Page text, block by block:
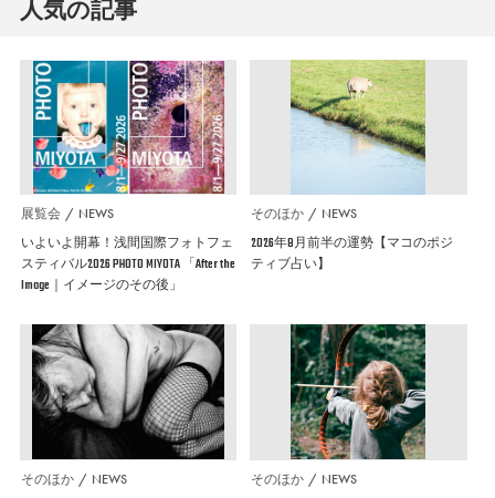
人気の記事
展覧会 NEWS
いよいよ開幕！浅間国際フォトフェ
スティバル2026 PHOTO MIYOTA 「After the
Image｜イメージのその後」
そのほか NEWS
2026年8月前半の運勢【マコのポジ
ティブ占い】
そのほか NEWS そのほか NEWS